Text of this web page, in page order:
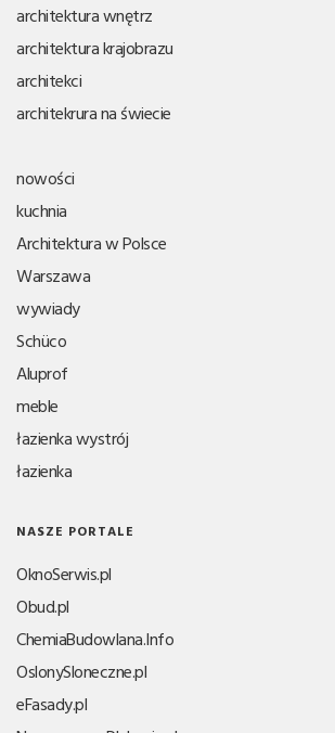
architektura wnętrz
architektura krajobrazu
architekci
architekrura na świecie
nowości
kuchnia
Architektura w Polsce
Warszawa
wywiady
Schüco
Aluprof
meble
łazienka wystrój
łazienka
NASZE PORTALE
OknoSerwis.pl
Obud.pl
ChemiaBudowlana.Info
OslonySloneczne.pl
eFasady.pl